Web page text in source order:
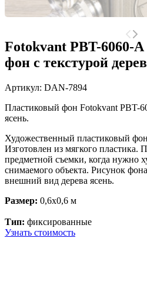
Fotokvant PBT-6060-
фон с текстурой
Артикул: DAN-7894
Пластиковый фон Fotokvant PBT-
ясень.
Художественный пластиковый
Изготовлен из мягкого пластика.
предметной съемки, когда нужно
снимаемого объекта. Рисунок
внешний вид дерева ясень.
Размер: 0,6x0,6 м
Тип: фиксированные
Узнать стоимость